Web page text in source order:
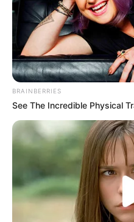
BRAINBERRIES
See The Incredible Physical